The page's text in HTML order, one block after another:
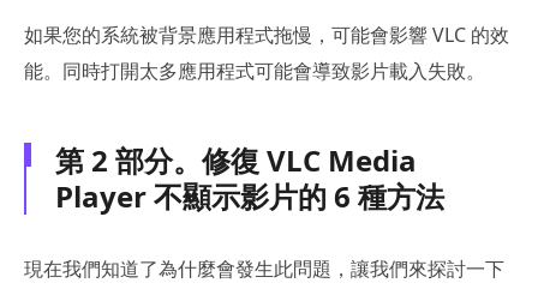
如果您的系統被背景應用程式拖慢，可能會影響 VLC 的效
能。同時打開太多應用程式可能會導致影片載入失敗。
第 2 部分。修復 VLC Media
Player 不顯示影片的 6 種方法
現在我們知道了為什麼會發生此問題，讓我們來探討一下